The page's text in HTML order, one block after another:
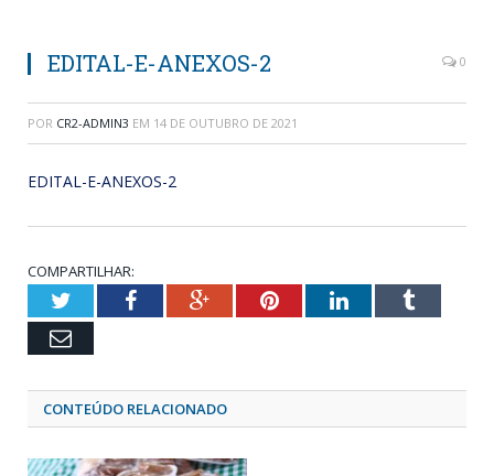
EDITAL-E-ANEXOS-2 0
POR CR2-ADMIN3 EM 14 DE OUTUBRO DE 2021
EDITAL-E-ANEXOS-2
COMPARTILHAR:
TwitterFacebookGoogle+PinterestLinkedInTumblr
Email
CONTEÚDO RELACIONADO